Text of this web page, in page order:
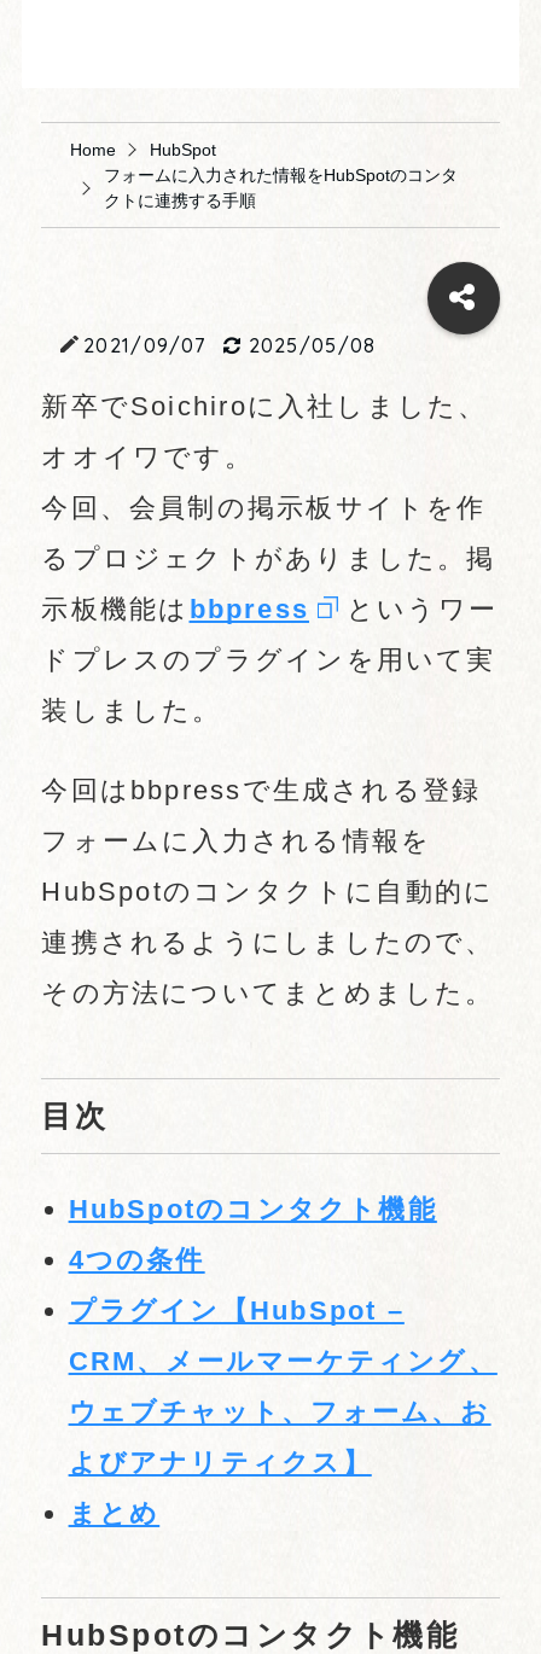
Home
HubSpot
フォームに入力された情報をHubSpotのコンタ
クトに連携する手順
2021/09/07 2025/05/08
新卒でSoichiroに入社しました、
オオイワです。
今回、会員制の掲示板サイトを作
るプロジェクトがありました。掲
示板機能は bbpress
というワー
ドプレスのプラグインを用いて実
装しました。
今回はbbpressで生成される登録
フォームに入力される情報を
HubSpotのコンタクトに自動的に
連携されるようにしましたので、
その方法についてまとめました。
目次
HubSpotのコンタクト機能
4つの条件
プラグイン【HubSpot –
CRM、メールマーケティング、
ウェブチャット、フォーム、お
よびアナリティクス】
まとめ
HubSpotのコンタクト機能